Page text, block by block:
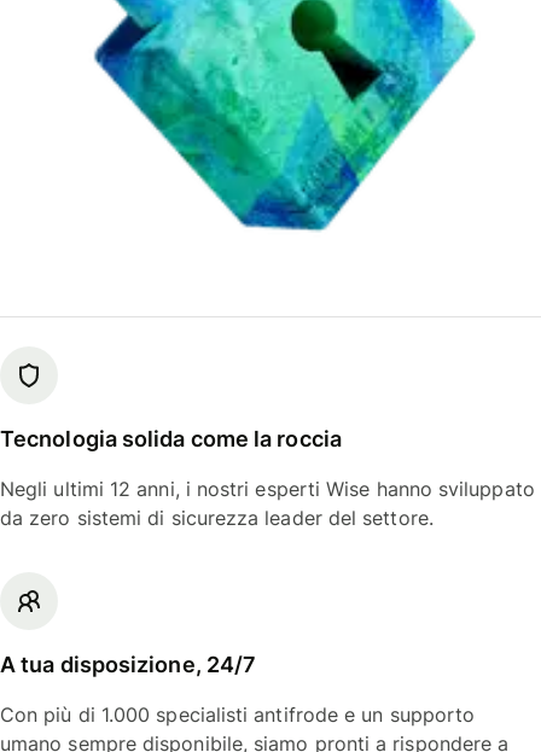
Tecnologia solida come la roccia
Negli ultimi 12 anni, i nostri esperti Wise hanno sviluppato
da zero sistemi di sicurezza leader del settore.
A tua disposizione, 24/7
Con più di 1.000 specialisti antifrode e un supporto
umano sempre disponibile, siamo pronti a rispondere a